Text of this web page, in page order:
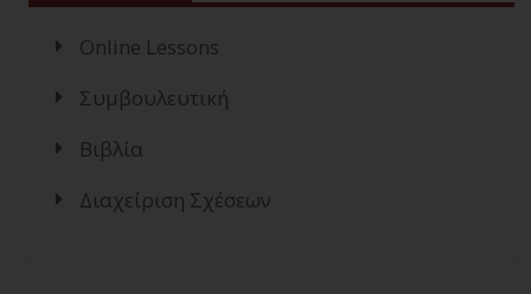
Online Lessons
Συμβουλευτική
Βιβλία
Διαχείριση Σχέσεων